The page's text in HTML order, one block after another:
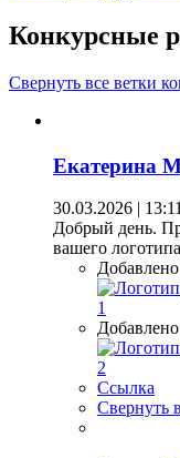
Конкурсные
Свернуть все ветки
Екатерина
30.03.2026 | 13:11
Добрый день.
вашего
Ссылка
Свернуть